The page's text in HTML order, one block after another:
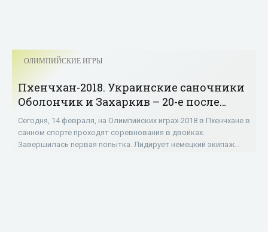
ОЛИМПИЙСКИЕ ИГРЫ
Пхенчхан-2018. Украинские саночники
Оболончик и Захаркив – 20-е после
первой попытки - «ОЛИМПИЙСКИЕ
ИГРЫ»
Сегодня, 14 февраля, на Олимпийских играх-2018 в Пхенчхане в
санном спорте проходят соревнования в двойках.
Завершилась первая попытка. Лидирует немецкий экипаж